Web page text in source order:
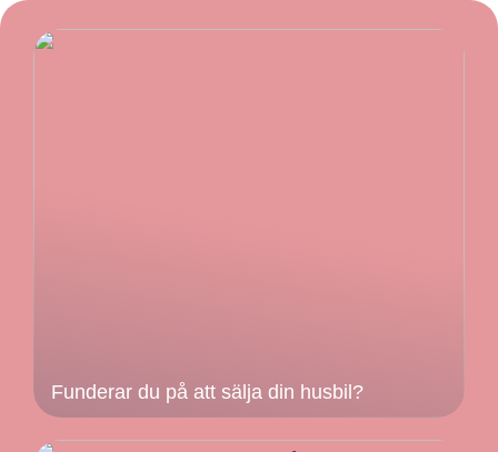
Funderar du på att sälja din husbil?